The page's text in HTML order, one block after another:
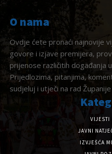
O nama
Ovdje ćete pronaći najnovije
govore i izjave premijera,
prijenose različitih događanja
Prijedlozima, pitanjima,
sudjeluj i utječi na rad
VIJESTI
JAVNI
IZVJEŠĆA